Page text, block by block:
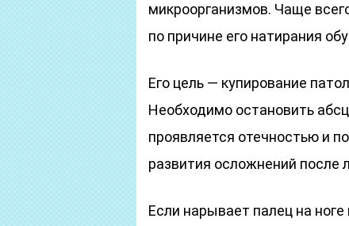
микроорганизмов. Чаще
по причине его натирания
Его цель — купирование
Необходимо остановить
проявляется отечностью и
развития осложнений после
Если нарывает палец на